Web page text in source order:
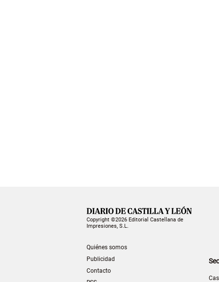
Copyright ©2026 Editorial Castellana de
Impresiones, S.L.
Quiénes somos
Publicidad
Contacto